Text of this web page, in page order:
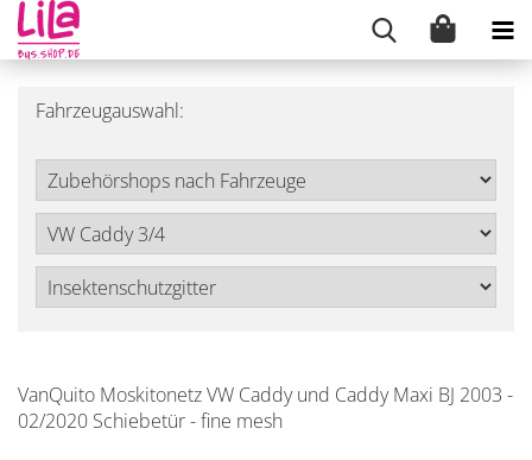
Fahrzeugauswahl:
VanQuito Moskitonetz VW Caddy und Caddy Maxi BJ 2003 -
02/2020 Schiebetür - fine mesh